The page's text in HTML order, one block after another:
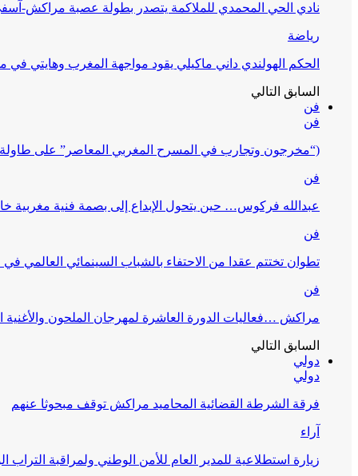
نادي الحي المحمدي للملاكمة يتصدر بطولة عصبة مراكش-
رياضة
الحكم الهولندي داني ماكيلي يقود مواجهة المغرب وهايتي في
السابق التالي
فن
فن
(“مخرجون وتجارب في المسرح المغربي المعاصر” على
فن
عبدالله فركوس… حين يتحول الإبداع إلى بصمة فنية مغربية
فن
تطوان تختتم عقدا من الاحتفاء بالشباب السينمائي العالمي
فن
مراكش …فعاليات الدورة العاشرة لمهرجان الملحون والأغنية
السابق التالي
دولي
دولي
فرقة الشرطة القضائية المحاميد مراكش توقف مبحوثا عنهم
آراء
زيارة استطلاعية للمدير العام للأمن الوطني ولمراقبة التراب